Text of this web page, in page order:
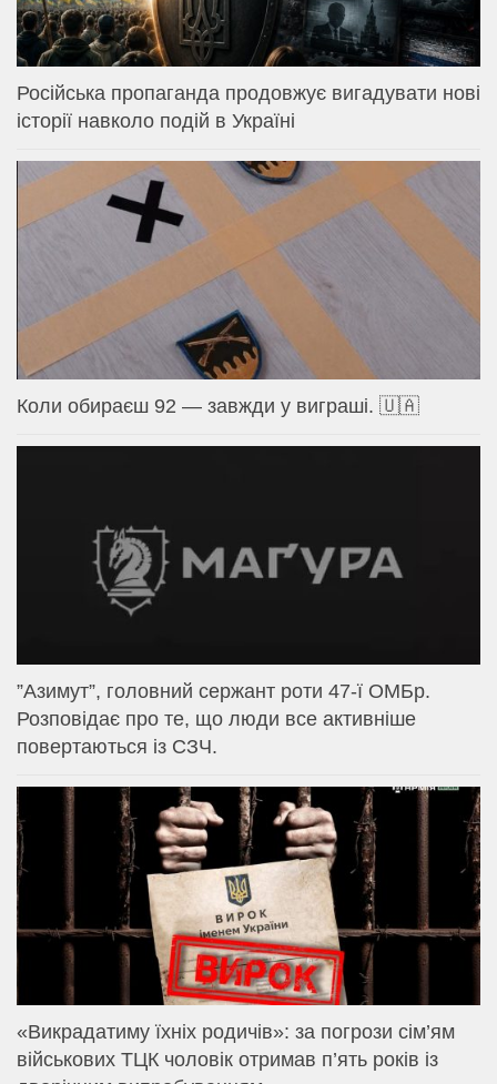
Російська пропаганда продовжує вигадувати нові
історії навколо подій в Україні
Коли обираєш 92 — завжди у виграші. 🇺🇦
⁨”Азимут”, головний сержант роти 47-ї ОМБр.
Розповідає про те, що люди все активніше
повертаються із СЗЧ.
«Викрадатиму їхніх родичів»: за погрози сім’ям
військових ТЦК чоловік отримав п’ять років із